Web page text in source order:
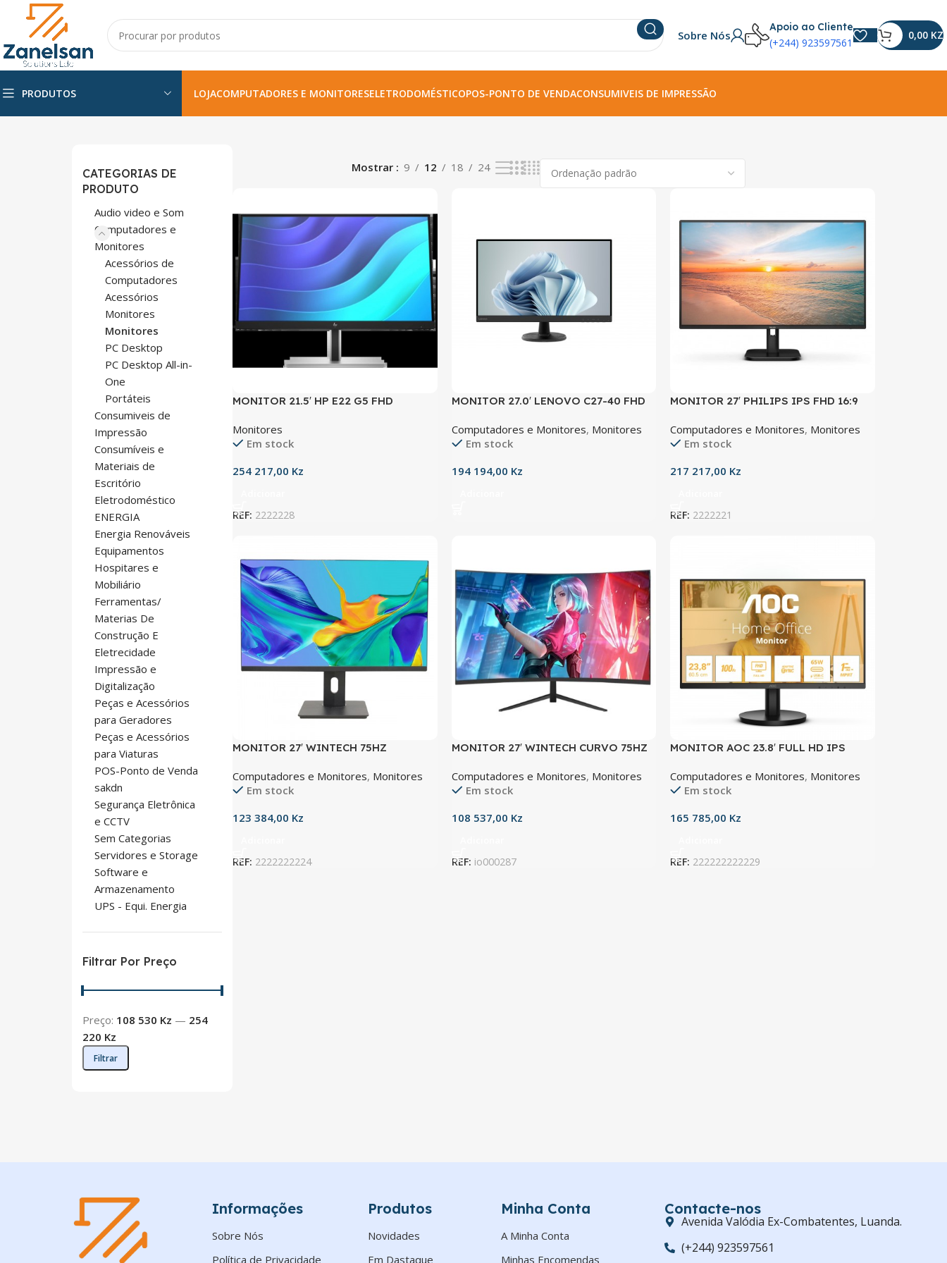
Sobre Nós
Apoio ao Cliente
(+244) 923597561
0,00 KZ
PRODUTOS LOJACOMPUTADORES E MONITORESELETRODOMÉSTICOPOS-PONTO DE VENDACONSUMIVEIS DE IMPRESSÃO
CATEGORIAS DE
PRODUTO
Audio video e Som
Computadores e
Monitores
Acessórios de
Computadores
Acessórios
Monitores
Monitores
PC Desktop
PC Desktop All-in-
One
Portáteis
Consumiveis de
Impressão
Consumíveis e
Materiais de
Escritório
Eletrodoméstico
ENERGIA
Energia Renováveis
Equipamentos
Hospitares e
Mobiliário
Ferramentas/
Materias De
Construção E
Eletrecidade
Impressão e
Digitalização
Peças e Acessórios
para Geradores
Peças e Acessórios
para Viaturas
POS-Ponto de Venda
sakdn
Segurança Eletrônica
e CCTV
Sem Categorias
Servidores e Storage
Software e
Armazenamento
UPS - Equi. Energia
Filtrar Por Preço
Filtrar
Preço: 108 530 Kz — 254
220 Kz
Mostrar 9 12 18 24
MONITOR 21.5′ HP E22 G5 FHD
Monitores
Em stock
254 217,00 Kz
REF: 2222228
MONITOR 27.0′ LENOVO C27-40 FHD
Computadores e Monitores, Monitores
Em stock
194 194,00 Kz
MONITOR 27′ PHILIPS IPS FHD 16:9
Computadores e Monitores, Monitores
Em stock
217 217,00 Kz
REF: 2222221
MONITOR 27′ WINTECH 75HZ
Computadores e Monitores, Monitores
Em stock
123 384,00 Kz
REF: 2222222224
MONITOR 27′ WINTECH CURVO 75HZ
Computadores e Monitores, Monitores
Em stock
108 537,00 Kz
REF: io000287
MONITOR AOC 23.8′ FULL HD IPS
Computadores e Monitores, Monitores
Em stock
165 785,00 Kz
REF: 222222222229
Informações
Sobre Nós
Política de Privacidade
Produtos
Novidades
Em Dastaque
Minha Conta
A Minha Conta
Minhas Encomendas
Contacte-nos
Avenida Valódia Ex-Combatentes, Luanda.
(+244) 923597561